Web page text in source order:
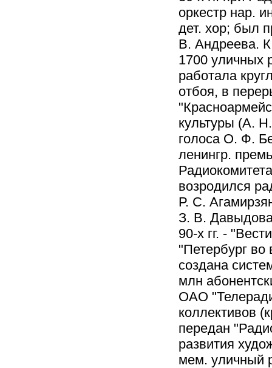
оркестр нар.
дет. хор; был
В. Андреева.
1700 уличных
работала
отбоя, в
культуры (А.
голоса О. Ф.
ленингр.
возродился
Р. С.
З. В.
90-х гг. -
"Петербург
создана
млн
ОАО
коллективов
передан
развития
мем. уличный